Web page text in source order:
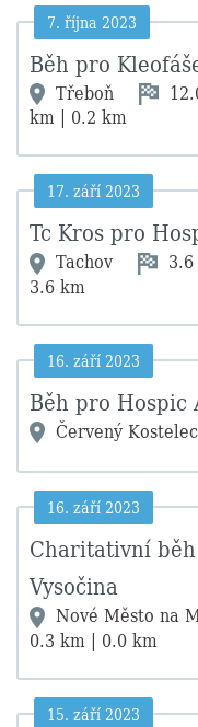
7. října 2023
Běh pro
Třeboň
km | 0.2 km
17. září 2023
Tc Kros pro
Tachov
3.6 km
16. září 2023
Běh pro Hospic
Červený Kostelec
16. září 2023
Charitativní
Vysočina
Nové Město na
0.3 km | 0.0 km
15. září 2023